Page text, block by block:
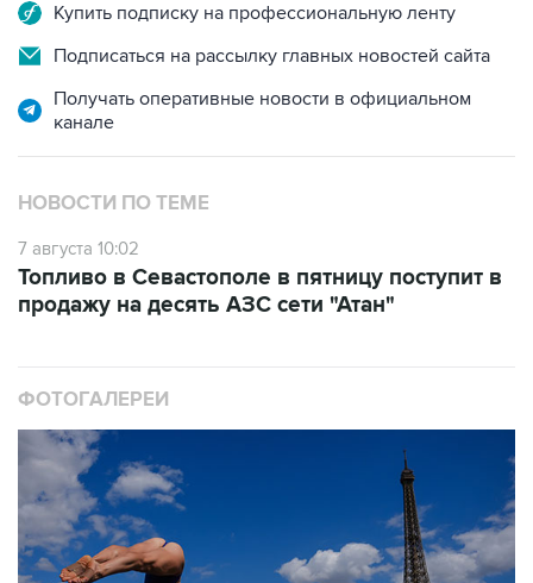
Купить подписку на профессиональную ленту
Подписаться на рассылку главных новостей сайта
Получать оперативные новости в официальном
канале
НОВОСТИ ПО ТЕМЕ
7 августа 10:02
Топливо в Севастополе в пятницу поступит в
продажу на десять АЗС сети "Атан"
ФОТОГАЛЕРЕИ